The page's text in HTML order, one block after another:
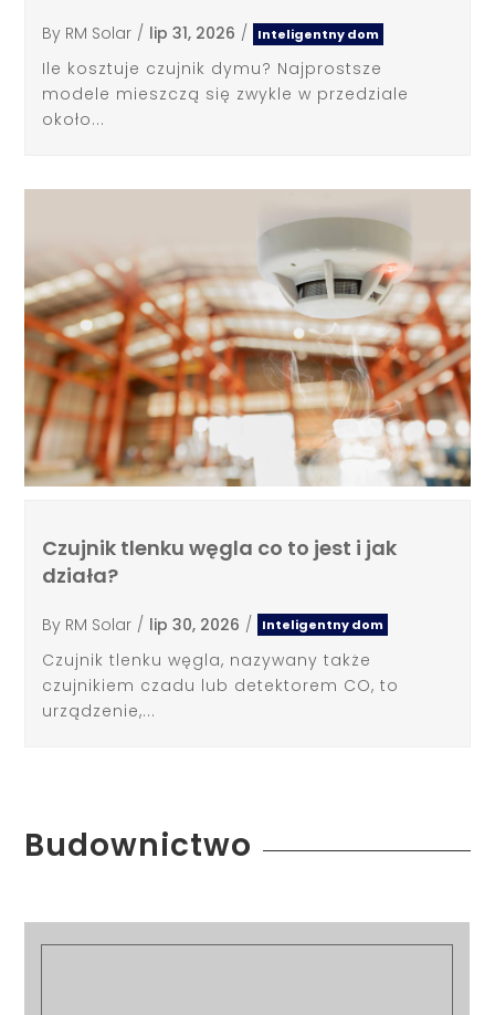
By RM Solar / lip 31, 2026 / Inteligentny dom
Ile kosztuje czujnik dymu? Najprostsze
modele mieszczą się zwykle w przedziale
około...
Czujnik tlenku węgla co to jest i jak
działa?
By RM Solar / lip 30, 2026 / Inteligentny dom
Czujnik tlenku węgla, nazywany także
czujnikiem czadu lub detektorem CO, to
urządzenie,...
Budownictwo